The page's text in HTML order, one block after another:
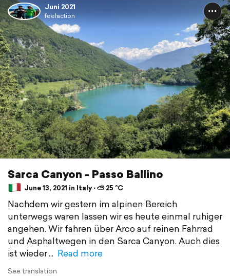
Juni 2021
feelaction
Sarca Canyon - Passo Ballino
June 13, 2021 in Italy ⋅ ⛅ 25 °C
Nachdem wir gestern im alpinen Bereich
unterwegs waren lassen wir es heute einmal ruhiger
angehen. Wir fahren über Arco auf reinen Fahrrad
und Asphaltwegen in den Sarca Canyon. Auch dies
ist wieder
Read more
See translation